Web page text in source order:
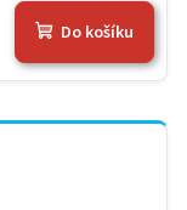
Do košíku